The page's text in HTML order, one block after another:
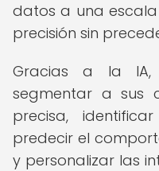
datos a una
precisión sin
Gracias a la IA,
segmentar a sus
precisa,
predecir el
y personalizar las